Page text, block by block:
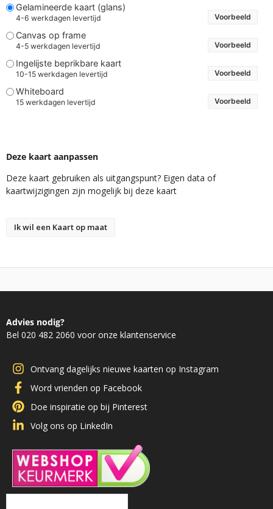
Gelamineerde kaart (glans)
4-6 werkdagen levertijd Voorbeeld
Canvas op frame
4-5 werkdagen levertijd Voorbeeld
Ingelijste beprikbare kaart
10-15 werkdagen levertijd Voorbeeld
Whiteboard
15 werkdagen levertijd Voorbeeld
Deze kaart aanpassen
Deze kaart gebruiken als uitgangspunt? Eigen data of
kaartwijzigingen zijn mogelijk bij deze kaart
Ik wil een Kaart op maat
Advies nodig?
Bel 020 482 2060 voor onze klantenservice
Ontvang dagelijks nieuwe kaarten op Instagram
Word vrienden op Facebook
Doe inspiratie op bij Pinterest
Volg ons op LinkedIn